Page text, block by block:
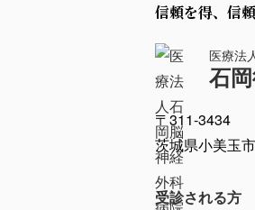
信頼を得、信
医療法
石
〒311-3434
茨城県小美玉
受診される方